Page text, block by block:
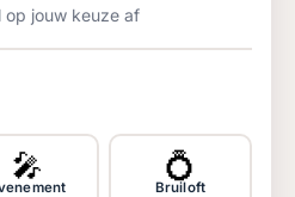
op jouw keuze af
🎤 💍
Bruiloft